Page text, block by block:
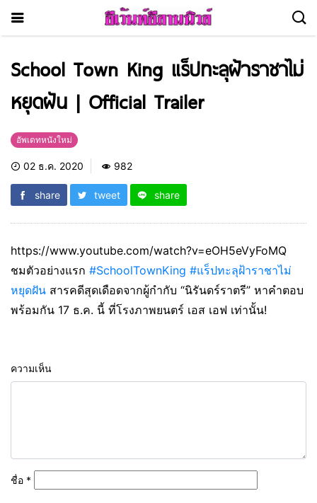
School Town King แร็ปทะลุฝ้าราชาไม่
หยุดฝัน | Official Trailer
อัพเดทหนังใหม่
02 ธ.ค. 2020 982
share tweet share
https://www.youtube.com/watch?v=eOH5eVyFoMQ
ชมตัวอย่างแรก #SchoolTownKing #แร็ปทะลุฝ้าราชาไม่
หยุดฝัน สารคดีสุดเดือดจากผู้กำกับ “นิรันดร์ราตรี” หาคำตอบ
พร้อมกัน 17 ธ.ค. นี้ ที่โรงภาพยนตร์ เอส เอฟ เท่านั้น!
ความเห็น
ชื่อ *